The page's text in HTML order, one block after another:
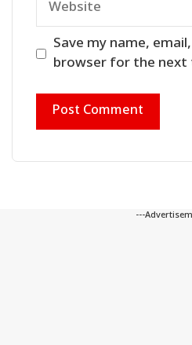
Save my name,
browser for the next
---